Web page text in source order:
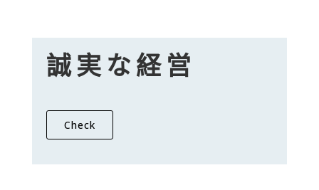
誠実な経営
Check